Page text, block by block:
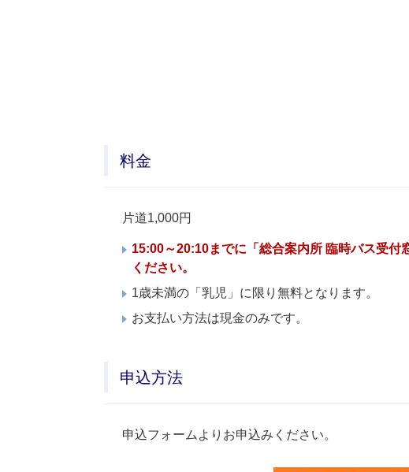
料金
片道1,000円
15:00～20:10までに「総合案内所 臨時バス受
ください。
1歳未満の「乳児」に限り無料となります。
お支払い方法は現金のみです。
申込方法
申込フォームよりお申込みください。